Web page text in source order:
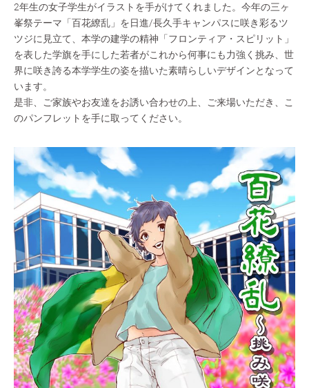
2年生の女子学生がイラストを手がけてくれました。今年の三ヶ
峯祭テーマ「百花繚乱」を日進/長久手キャンパスに咲き彩るツ
ツジに見立て、本学の建学の精神「フロンティア・スピリット」
を表した学旗を手にした若者がこれから何事にも力強く挑み、世
界に咲き誇る本学学生の姿を描いた素晴らしいデザインとなって
います。
是非、ご家族やお友達をお誘い合わせの上、ご来場いただき、こ
のパンフレットを手に取ってください。